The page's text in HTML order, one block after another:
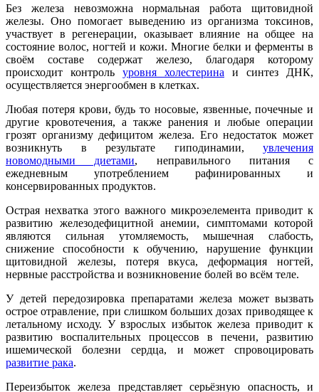
Без железа невозможна нормальная работа щитовидной
железы. Оно помогает выведению из организма токсинов,
участвует в регенерации, оказывает влияние на общее на
состояние волос, ногтей и кожи. Многие белки и ферменты в
своём составе содержат железо, благодаря которому
происходит контроль уровня холестерина и синтез ДНК,
осуществляется энергообмен в клетках.
Любая потеря крови, будь то носовые, язвенные, почечные и
другие кровотечения, а также ранения и любые операции
грозят организму дефицитом железа. Его недостаток может
возникнуть в результате гиподинамии, увлечения
новомодными диетами, неправильного питания с
ежедневным употреблением рафинированных и
консервированных продуктов.
Острая нехватка этого важного микроэелемента приводит к
развитию железодефицитной анемии, симптомами которой
являются сильная утомляемость, мышечная слабость,
снижение способности к обучению, нарушение функции
щитовидной железы, потеря вкуса, деформация ногтей,
нервные расстройства и возникновение болей во всём теле.
У детей передозировка препаратами железа может вызвать
острое отравление, при слишком больших дозах приводящее к
летальному исходу. У взрослых избыток железа приводит к
развитию воспалительных процессов в печени, развитию
ишемической болезни сердца, и может спровоцировать
развитие рака.
Переизбыток железа представляет серьёзную опасность, и